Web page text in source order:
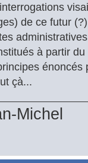
de ce futur
à partir
énoncés
çà...
Michel